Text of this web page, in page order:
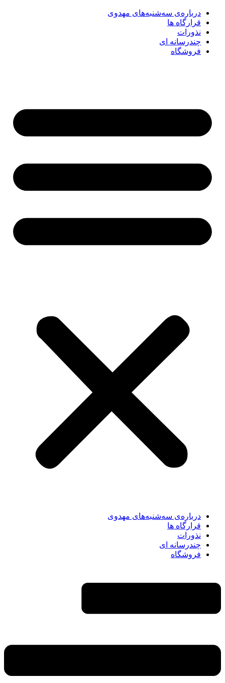
درباره‌ی سه‌شنبه‌های مهدوی
قرارگاه ها
نذورات
چندرسانه‌ ای
فروشگاه
درباره‌ی سه‌شنبه‌های مهدوی
قرارگاه ها
نذورات
چندرسانه‌ ای
فروشگاه